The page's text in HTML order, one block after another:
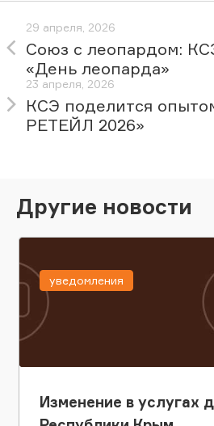
29 апреля, 2026
Союз с леопардом:
«День леопарда»
23 апреля, 2026
КСЭ поделится
РЕТЕЙЛ 2026»
Другие новости
Изменение в услугах
уведомления